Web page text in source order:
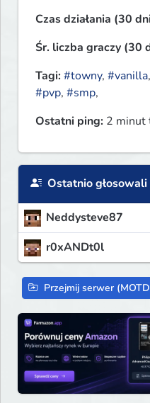
Czas działania (30
Śr. liczba graczy (30
Tagi:#towny, #vanilla,
#pvp, #smp,
Ostatni ping: 2 minut
Ostatnio głosowali
Neddysteve87
r0xANDt0l
Przejmij serwer